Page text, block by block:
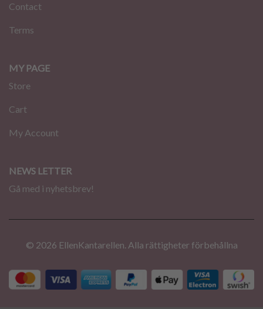
Contact
Terms
MY PAGE
Store
Cart
My Account
NEWS LETTER
Gå med i nyhetsbrev!
© 2026 EllenKantarellen. Alla rättigheter förbehållna